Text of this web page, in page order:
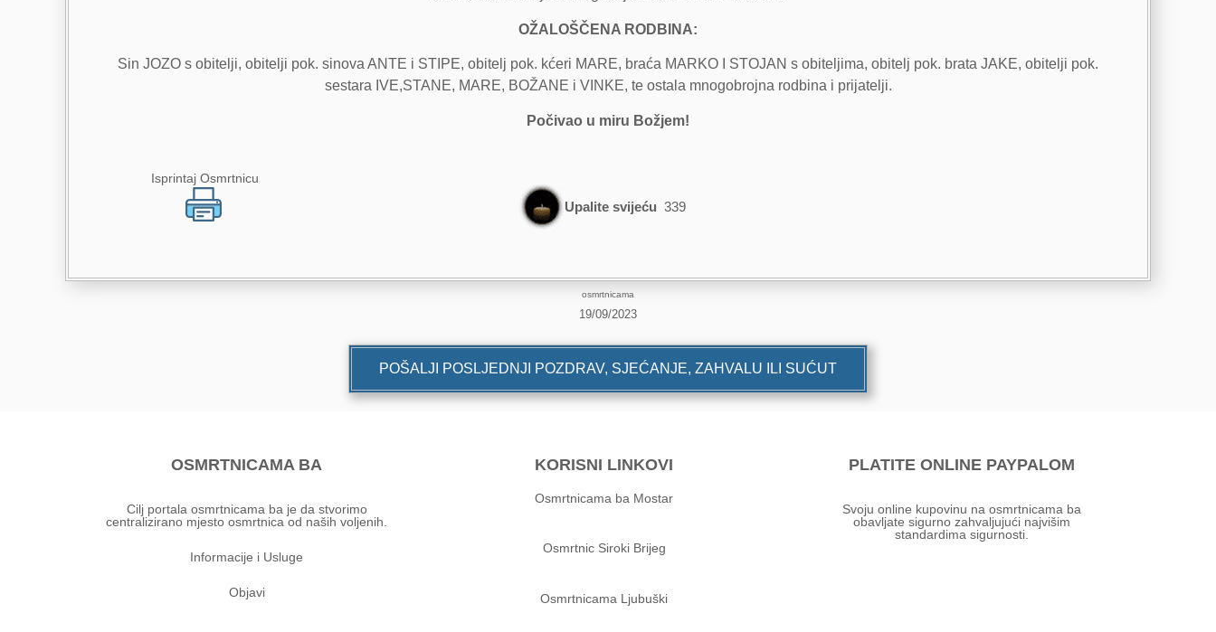
OŽALOŠČENA RODBINA:
Sin JOZO s obitelji, obitelji pok. sinova ANTE i STIPE, obitelj pok. kćeri MARE, braća MARKO I STOJAN s obiteljima, obitelj pok. brata JAKE, obitelji pok.
sestara IVE,STANE, MARE, BOŽANE i VINKE, te ostala mnogobrojna rodbina i prijatelji.
Počivao u miru Božjem!
Isprintaj Osmrtnicu
Upalite svijeću 339
osmrtnicama
19/09/2023
POŠALJI POSLJEDNJI POZDRAV, SJEĆANJE, ZAHVALU ILI SUĆUT
OSMRTNICAMA BA
Cilj portala osmrtnicama ba je da stvorimo
centralizirano mjesto osmrtnica od naših voljenih.
Informacije i Usluge
Objavi
KORISNI LINKOVI
Osmrtnicama ba Mostar
Osmrtnic Siroki Brijeg
Osmrtnicama Ljubuški
PLATITE ONLINE PAYPALOM
Svoju online kupovinu na osmrtnicama ba
obavljate sigurno zahvaljujući najvišim
standardima sigurnosti.